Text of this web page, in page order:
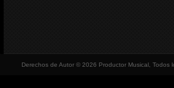
Derechos de Autor © 2026 Productor Musical, Todos